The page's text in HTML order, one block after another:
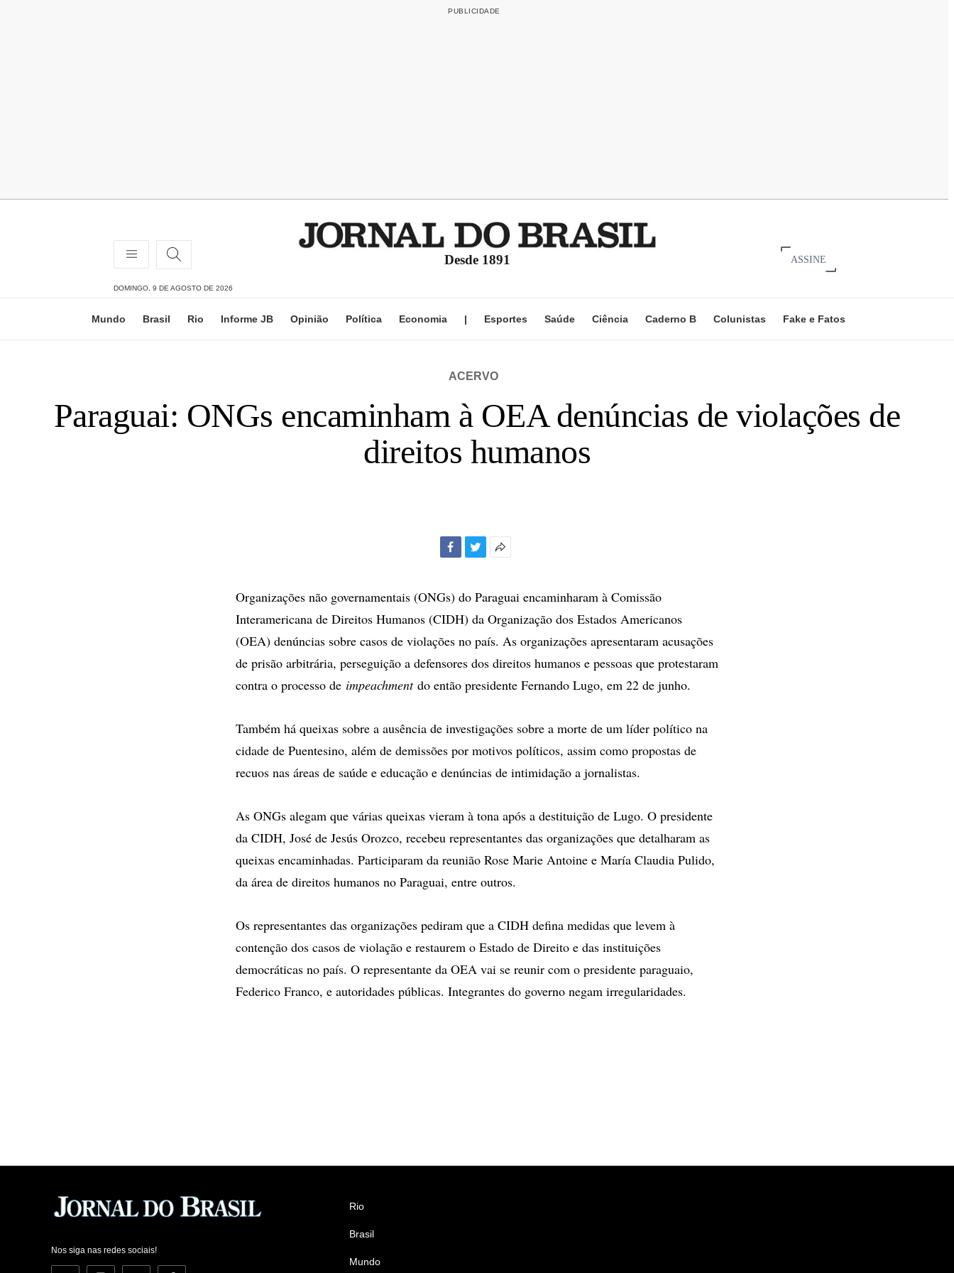
Desde 1891 ASSINE
DOMINGO, 9 DE AGOSTO DE 2026
Mundo Brasil Rio Informe JB Opinião Política Economia | Esportes Saúde Ciência Caderno B Colunistas Fake e Fatos
ACERVO
Paraguai: ONGs encaminham à OEA denúncias de violações de
direitos humanos
compartilhamento
Organizações não governamentais (ONGs) do Paraguai encaminharam à Comissão
Interamericana de Direitos Humanos (CIDH) da Organização dos Estados Americanos
(OEA) denúncias sobre casos de violações no país. As organizações apresentaram acusações
de prisão arbitrária, perseguição a defensores dos direitos humanos e pessoas que protestaram
contra o processo de impeachment do então presidente Fernando Lugo, em 22 de junho.
Também há queixas sobre a ausência de investigações sobre a morte de um líder político na
cidade de Puentesino, além de demissões por motivos políticos, assim como propostas de
recuos nas áreas de saúde e educação e denúncias de intimidação a jornalistas.
As ONGs alegam que várias queixas vieram à tona após a destituição de Lugo. O presidente
da CIDH, José de Jesús Orozco, recebeu representantes das organizações que detalharam as
queixas encaminhadas. Participaram da reunião Rose Marie Antoine e María Claudia Pulido,
da área de direitos humanos no Paraguai, entre outros.
Os representantes das organizações pediram que a CIDH defina medidas que levem à
contenção dos casos de violação e restaurem o Estado de Direito e das instituições
democráticas no país. O representante da OEA vai se reunir com o presidente paraguaio,
Federico Franco, e autoridades públicas. Integrantes do governo negam irregularidades.
Nos siga nas redes sociais!
Rio
Brasil
Mundo